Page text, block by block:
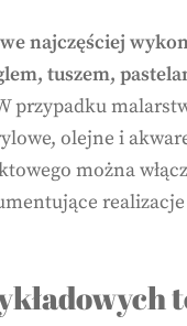
najczęściej
tuszem,
przypadku
olejne i
można